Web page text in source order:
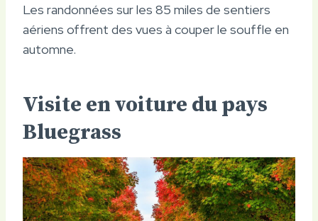
Les randonnées sur les 85 miles de sentiers
aériens offrent des vues à couper le souffle en
automne.
Visite en voiture du pays
Bluegrass